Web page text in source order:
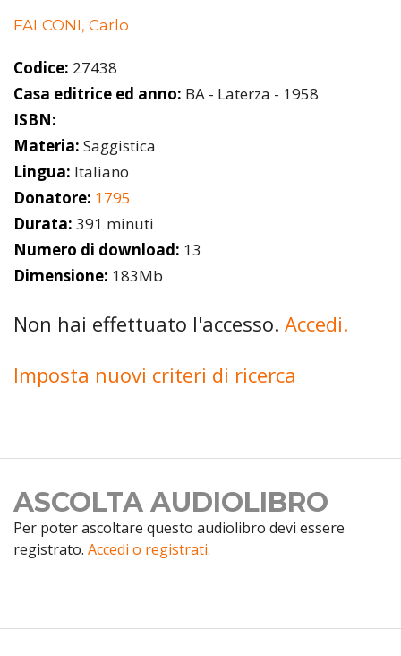
FALCONI, Carlo
Codice: 27438
Casa editrice ed anno: BA - Laterza - 1958
ISBN:
Materia: Saggistica
Lingua: Italiano
Donatore: 1795
Durata: 391 minuti
Numero di download: 13
Dimensione: 183Mb
Non hai effettuato l'accesso. Accedi.
Imposta nuovi criteri di ricerca
ASCOLTA AUDIOLIBRO
Per poter ascoltare questo audiolibro devi essere
registrato. Accedi o registrati.